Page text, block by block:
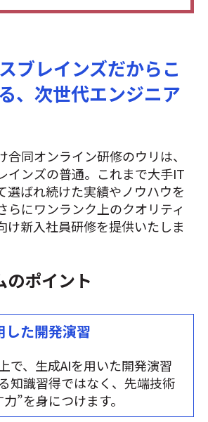
ブレインズだからこ
、次世代エンジニア
同オンライン研修のウリは、
インズの普通。これまで大手IT
選ばれ続けた実績やノウハウを
らにワンランク上のクオリティ
け新入社員研修を提供いたしま
のポイント
した開発演習
で、生成AIを用いた開発演習
知識習得ではなく、先端技術
”を身につけます。